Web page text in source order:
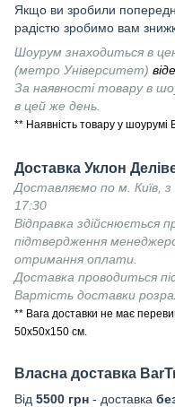
Якщо ви зробили
радістю зробимо вам
Шоурум знаходиться в
(метро Університет)
За наявності товару в
в цей же день.
** Наявність товару у
Доставка Уклон
Доставляємо по м. Київ,
17:30
Відправка здійснюється
підтвердження
отримання оплати.
Доставка проводиться
Вартість доставки
** Вага доставки не має
50х50х150 см.
Власна доставка
Від 5500 грн - доставка